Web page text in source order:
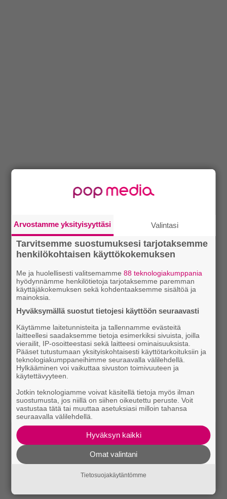
Arvostamme yksityisyyttäsi Valintasi
Tarvitsemme suostumuksesi tarjotaksemme
henkilökohtaisen käyttökokemuksen
Me ja huolellisesti valitsemamme88 teknologiakumppania
hyödynnämme henkilötietoja tarjotaksemme paremman
käyttäjäkokemuksen sekä kohdentaaksemme sisältöä ja
mainoksia.
Hyväksymällä suostut tietojesi käyttöön seuraavasti
Käytämme laitetunnisteita ja tallennamme evästeitä
laitteellesi saadaksemme tietoja esimerkiksi sivuista, joilla
vierailit, IP-osoitteestasi sekä laitteesi ominaisuuksista.
Pääset tutustumaan yksityiskohtaisesti käyttötarkoituksiin ja
teknologiakumppaneihimme seuraavalla välilehdellä.
Hylkääminen voi vaikuttaa sivuston toimivuuteen ja
käytettävyyteen.
Jotkin teknologiamme voivat käsitellä tietoja myös ilman
suostumusta, jos niillä on siihen oikeutettu peruste. Voit
vastustaa tätä tai muuttaa asetuksiasi milloin tahansa
seuraavalla välilehdellä.
Hyväksyn kaikki
Omat valintani
Tietosuojakäytäntömme